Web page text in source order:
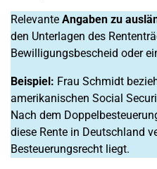
Relevante Angaben zu
den Unterlagen des
Bewilligungsbescheid oder
Beispiel: Frau Schmidt
amerikanischen Social
Nach dem
diese Rente in Deutschland
Besteuerungsrecht liegt.